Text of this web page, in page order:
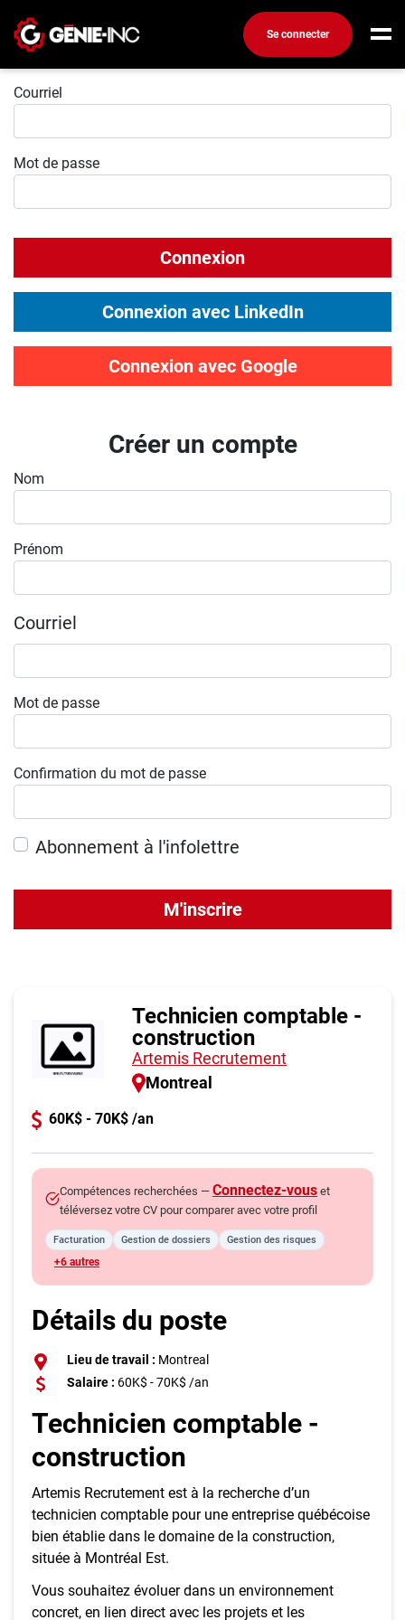
Se connecter
Connexion
Emplois
Ma boîte à outils
Conseils carrière
Métiers
Nos chroniques
Publiez une offre d'emploi
Connexion
Courriel
Mot de passe
Connexion
Connexion avec LinkedIn
Connexion avec Google
Créer un compte
Nom
Prénom
Courriel
Mot de passe
Confirmation du mot de passe
Abonnement à l'infolettre
M'inscrire
Technicien comptable -
construction
Artemis Recrutement
Montreal
60K$ - 70K$ /an
Compétences recherchées — Connectez-vous et
téléversez votre CV pour comparer avec votre profil
Facturation Gestion de dossiers Gestion des risques
+6 autres
Détails du poste
Lieu de travail : Montreal
Salaire : 60K$ - 70K$ /an
Technicien comptable -
construction
Artemis Recrutement est à la recherche d’un
technicien comptable pour une entreprise québécoise
bien établie dans le domaine de la construction,
située à Montréal Est.
Vous souhaitez évoluer dans un environnement
concret, en lien direct avec les projets et les